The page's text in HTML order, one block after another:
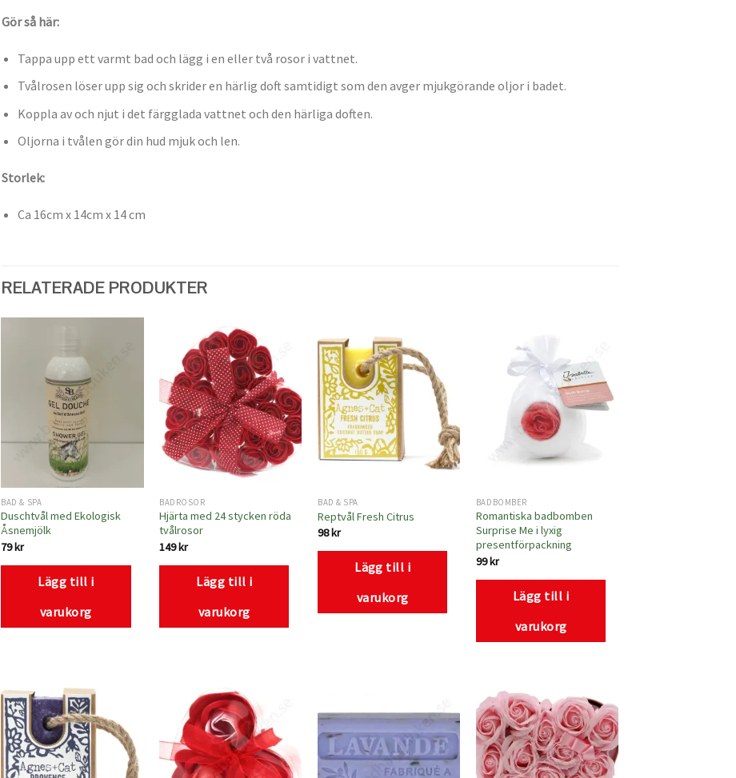
Gör så här:
Tappa upp ett varmt bad och lägg i en eller två rosor i vattnet.
Tvålrosen löser upp sig och skrider en härlig doft samtidigt som den avger mjukgörande oljor i badet.
Koppla av och njut i det färgglada vattnet och den härliga doften.
Oljorna i tvålen gör din hud mjuk och len.
Storlek:
Ca 16cm x 14cm x 14 cm
RELATERADE PRODUKTER
önskelistan
BAD & SPA
Duschtvål med Ekologisk
Åsnemjölk
79kr
Lägg till i
varukorg
Lägg
till i
önskelistan
BADROSOR
Hjärta med 24 stycken röda
tvålrosor
149kr
Lägg till i
varukorg
Lägg
till i
önskelistan
BAD & SPA
Reptvål Fresh Citrus
98kr
Lägg till i
varukorg
Lägg
till i
önskelistan
BADBOMBER
Romantiska badbomben
Surprise Me i lyxig
presentförpackning
99kr
Lägg till i
varukorg
Lägg
önskelistan
Lägg
till i
önskelistan
Lägg
önskelistan
Lägg
till i
önskelistan